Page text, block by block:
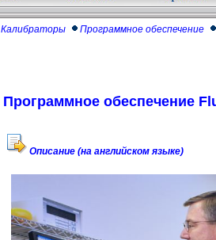
Калибраторы Программное обеспечение
Программное обеспечение
Описание (на английском языке)